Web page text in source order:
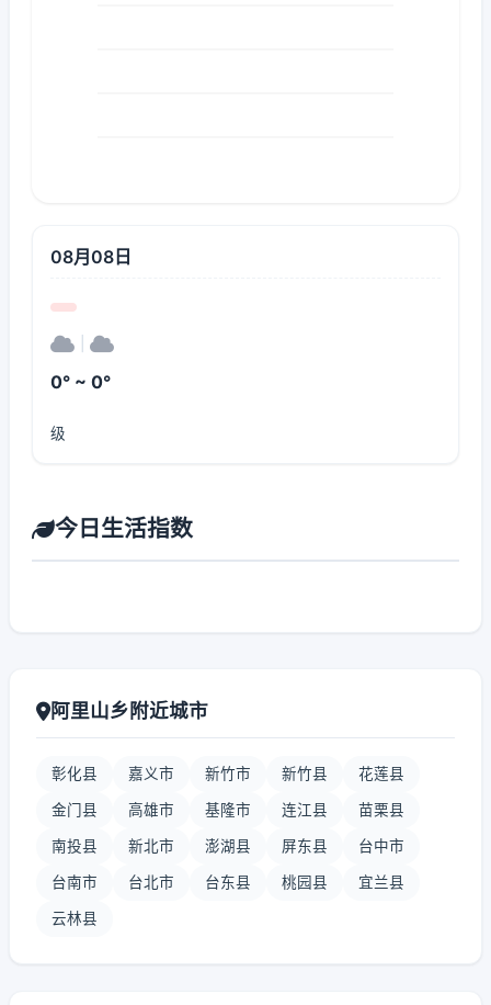
08月08日
0° ~ 0°
级
今日生活指数
阿里山乡附近城市
彰化县 嘉义市 新竹市 新竹县 花莲县
金门县 高雄市 基隆市 连江县 苗栗县
南投县 新北市 澎湖县 屏东县 台中市
台南市 台北市 台东县 桃园县 宜兰县
云林县